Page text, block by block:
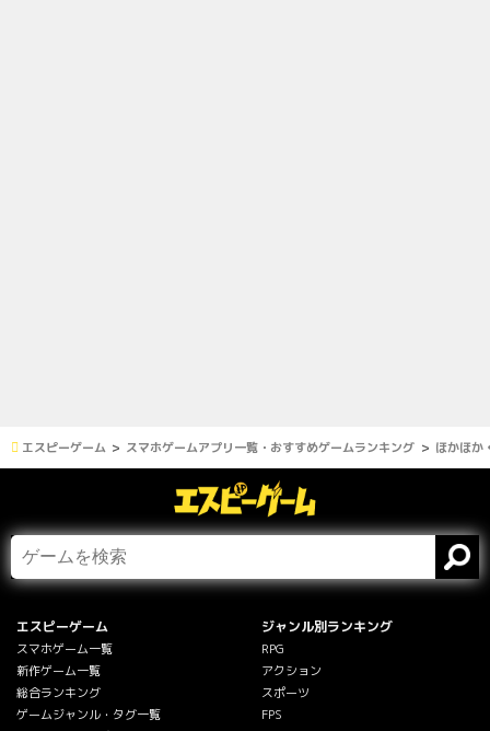
エスピーゲーム スマホゲームアプリ一覧・おすすめゲームランキング ほかほか
エスピーゲーム
スマホゲーム一覧
新作ゲーム一覧
総合ランキング
ゲームジャンル・タグ一覧
ジャンル別ランキング
RPG
アクション
スポーツ
FPS